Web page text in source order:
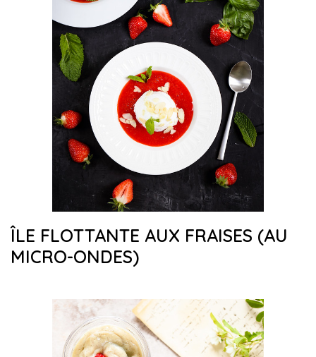
ÎLE FLOTTANTE AUX FRAISES (AU
MICRO-ONDES)